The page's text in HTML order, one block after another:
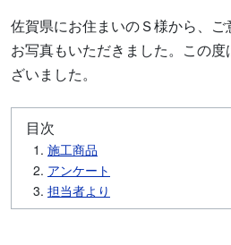
佐賀県にお住まいのＳ様から、
お写真もいただきました。この
ざいました。
目次
施工商品
アンケート
担当者より